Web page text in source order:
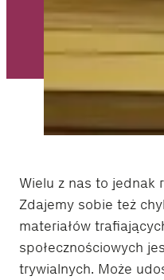
Wielu z nas to jednak
Zdajemy sobie też
materiałów
społecznościowych
trywialnych. Może